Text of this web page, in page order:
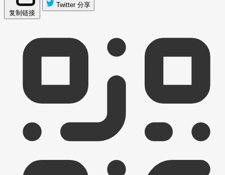
复制链接
Twitter 分享